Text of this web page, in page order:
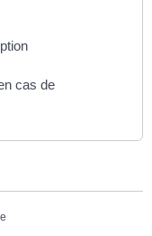
cas de